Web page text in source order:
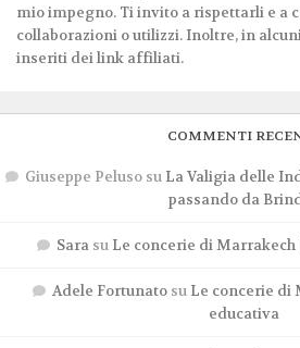
mio impegno. Ti invito a rispettarli e a
collaborazioni o utilizzi. Inoltre, in
inseriti dei link affiliati.
COMMENTI
Giuseppe Pelusosu La Valigia delle
passando da
Sara su Le concerie di Marrakech
Adele Fortunato su Le concerie di
educativa